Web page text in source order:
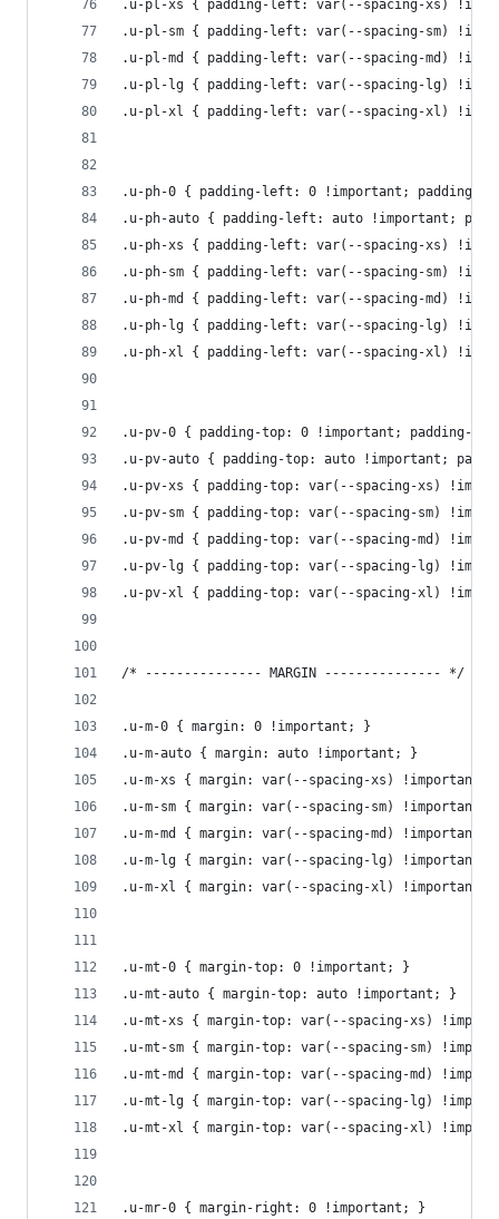
.u-pl-xs { padding-left: var(--spacing-xs)
.u-pl-sm { padding-left: var(--spacing-sm)
.u-pl-md { padding-left: var(--spacing-md)
.u-pl-lg { padding-left: var(--spacing-lg)
.u-pl-xl { padding-left: var(--spacing-xl)
.u-ph-0 { padding-left: 0 !important; padding-
.u-ph-auto { padding-left: auto !important;
.u-ph-xs { padding-left: var(--spacing-xs)
.u-ph-sm { padding-left: var(--spacing-sm)
.u-ph-md { padding-left: var(--spacing-md)
.u-ph-lg { padding-left: var(--spacing-lg)
.u-ph-xl { padding-left: var(--spacing-xl)
.u-pv-0 { padding-top: 0 !important; padding-
.u-pv-auto { padding-top: auto !important;
.u-pv-xs { padding-top: var(--spacing-xs)
.u-pv-sm { padding-top: var(--spacing-sm)
.u-pv-md { padding-top: var(--spacing-md)
.u-pv-lg { padding-top: var(--spacing-lg)
.u-pv-xl { padding-top: var(--spacing-xl)
/* --------------- MARGIN --------------- */
.u-m-0 { margin: 0 !important; }
.u-m-auto { margin: auto !important; }
.u-m-xs { margin: var(--spacing-xs) !important;
.u-m-sm { margin: var(--spacing-sm) !important;
.u-m-md { margin: var(--spacing-md) !important;
.u-m-lg { margin: var(--spacing-lg) !important;
.u-m-xl { margin: var(--spacing-xl) !important;
.u-mt-0 { margin-top: 0 !important; }
.u-mt-auto { margin-top: auto !important; }
.u-mt-xs { margin-top: var(--spacing-xs)
.u-mt-sm { margin-top: var(--spacing-sm)
.u-mt-md { margin-top: var(--spacing-md)
.u-mt-lg { margin-top: var(--spacing-lg)
.u-mt-xl { margin-top: var(--spacing-xl)
.u-mr-0 { margin-right: 0 !important; }